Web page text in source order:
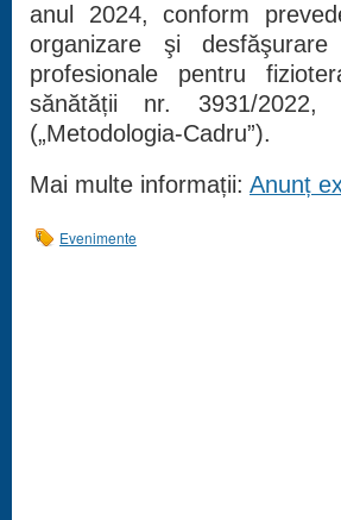
anul 2024, conform
organizare şi
profesionale pentru
sănătății nr. 3931/
(„Metodologia-Cadru”).
Mai multe informații: Anunț
Evenimente